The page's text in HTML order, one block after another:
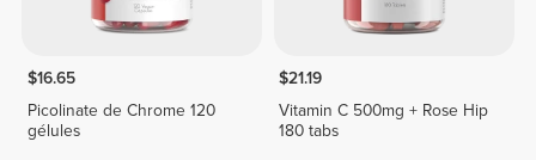
$16.65
Picolinate de Chrome 120
gélules
$21.19
Vitamin C 500mg + Rose Hip
180 tabs